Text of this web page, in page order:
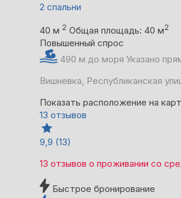
2 спальни
40 м 2 Общая площадь: 40 м2
Повышенный спрос
490 м до моря Указано
Вишневка, Республиканская
Показать расположение на
13 отзывов
9,9 (13)
13 отзывов о проживании со
Быстрое бронирование